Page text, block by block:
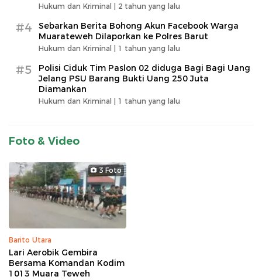
Hukum dan Kriminal | 2 tahun yang lalu
#4
Sebarkan Berita Bohong Akun Facebook Warga
Muarateweh Dilaporkan ke Polres Barut
Hukum dan Kriminal | 1 tahun yang lalu
#5
Polisi Ciduk Tim Paslon 02 diduga Bagi Bagi Uang
Jelang PSU Barang Bukti Uang 250 Juta
Diamankan
Hukum dan Kriminal | 1 tahun yang lalu
Foto & Video
3 Foto
Barito Utara
Lari Aerobik Gembira
Bersama Komandan Kodim
1013 Muara Teweh